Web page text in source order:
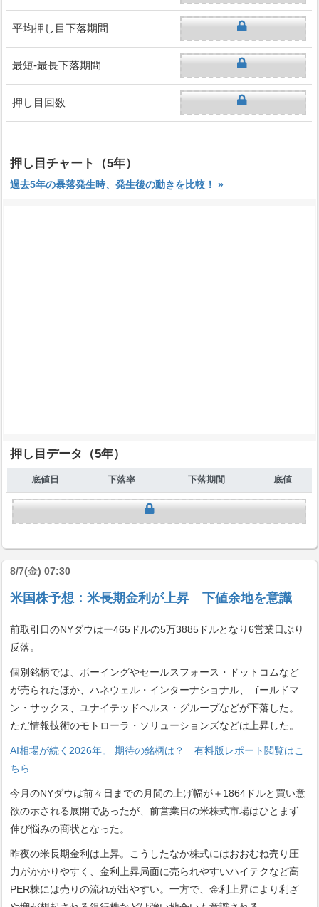
平均押し目下落期間
最短-最長下落期間
押し目回数
押し目チャート（5年）
過去5年の暴落発生時、発生後の動きを比較！ »
押し目データ（5年）
底値日 下落率 下落期間 底値
8/7(金) 07:30
米国株予想：米長期金利が上昇 下値余地を意識
前取引日のNYダウはー465ドルの5万3885ドルとなり6営業日ぶり
反落。
個別銘柄では、ボーイングやセールスフォース・ドットコムなど
が売られたほか、ハネウェル・インターナショナル、ゴールドマ
ン・サックス、ユナイテッドヘルス・グループなどが下落した。
ただ情報技術のモトローラ・ソリューションズなどは上昇した。
AI相場が続く2026年。 期待の銘柄は？ 有料版レポート閲覧はこ
ちら
今月のNYダウは前々日までの月間の上げ幅が＋1864ドルと買い意
欲の示される展開であったが、前営業日の米株式市場はひとまず
伸び悩みの商状となった。
昨夜の米長期金利は上昇。こうしたなか株式にはおおむね売り圧
力がかかりやすく、金利上昇局面に売られやすいハイテクなど高
PER株には売りの流れが出やすい。一方で、金利上昇により利ざ